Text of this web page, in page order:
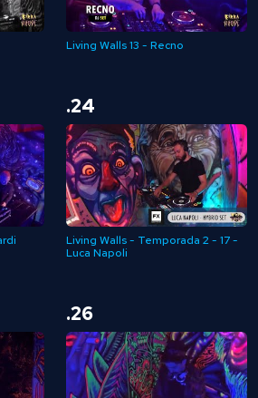
Living Walls 13 - Recno
.24
Living Walls - Temporada 2 - 17 -
Luca Napoli
.26